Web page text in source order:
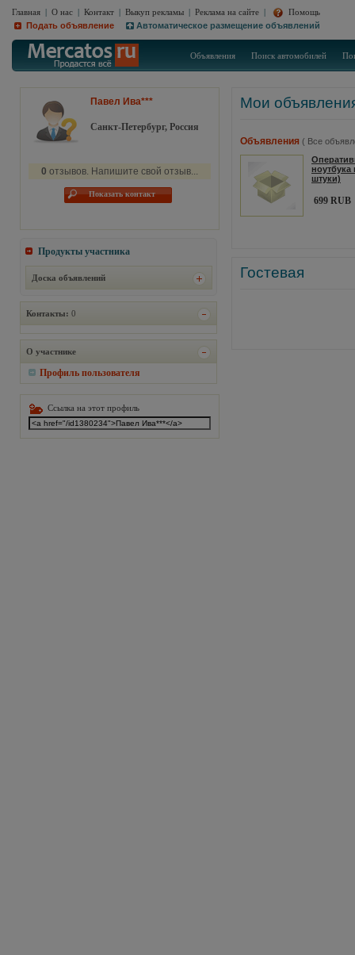
Главная | О нас | Контакт | Выкуп рекламы | Реклама на сайте |
Помощь
Подать объявление
Автоматическое размещение объявлений
Объявления Поиск автомобилей
Павел Ива***
Санкт-Петербург, Россия
0 отзывов. Напишите свой отзыв...
Показать контакт
Продукты участника
Доска объявлений
Контакты: 0
О участнике
Профиль пользователя
Ссылка на этот профиль
Мои
Объявления ( Все
ноутбука
штуки)
699 RUB
Гостевая